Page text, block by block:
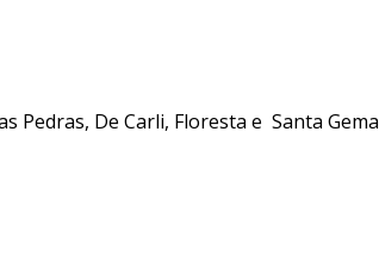
Pedras, De Carli, Floresta e Santa Gema